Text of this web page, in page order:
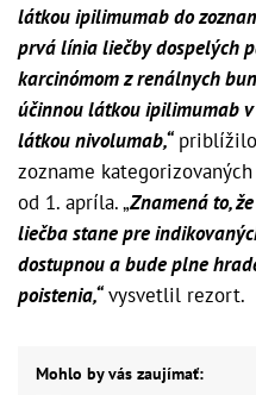
látkou ipilimumab do
prvá línia liečby dospelých
karcinómom z renálnych
účinnou látkou ipilimumab
látkou nivolumab,“priblížilo
zozname
od 1. apríla. „Znamená to,
liečba stane pre
dostupnou a bude plne
poistenia,“vysvetlil rezort.
Mohlo by vás zaujímať: